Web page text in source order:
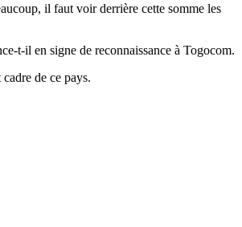
il faut voir derrière cette somme les
t-il en signe de reconnaissance à Togocom.
de ce pays.